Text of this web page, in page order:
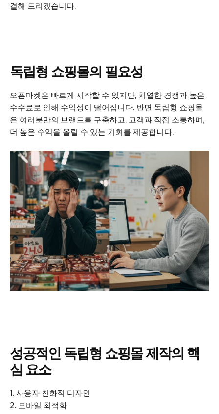
결해 드리겠습니다.
독립형 쇼핑몰의 필요성
오픈마켓은 빠르게 시작할 수 있지만, 치열한 경쟁과 높은
수수료로 인해 수익성이 떨어집니다. 반면 독립형 쇼핑몰
은 여러분만의 브랜드를 구축하고, 고객과 직접 소통하며,
더 높은 수익을 올릴 수 있는 기회를 제공합니다.
성공적인 독립형 쇼핑몰 제작의 핵
심 요소
1. 사용자 친화적 디자인
2. 모바일 최적화